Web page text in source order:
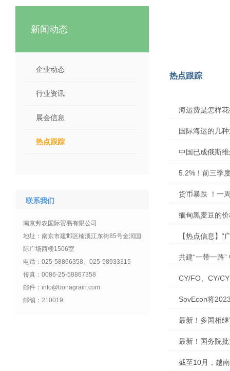
新闻动态
企业动态
行业资讯
展会信息
热点跟踪
联系我们
南京邦农国际贸易有限公司
地址：南京市建邺区楠溪江东街85号金润国
际广场西楼1506室
电话：025-58866358、025-58933315
传真：0086-25-58867358
邮件：info@bonagrain.com
邮编：210019
热点跟踪
海运费是怎样
国际海运的几
中国已成俄斯
5.2%！前三季
货币暴跌 ！一
缅甸黑麦豆的
【热点信息】“
共建“一带一路
CY/FO、CY/
SovEcon将
最新！多国相
最新！国务院
截至10月，越